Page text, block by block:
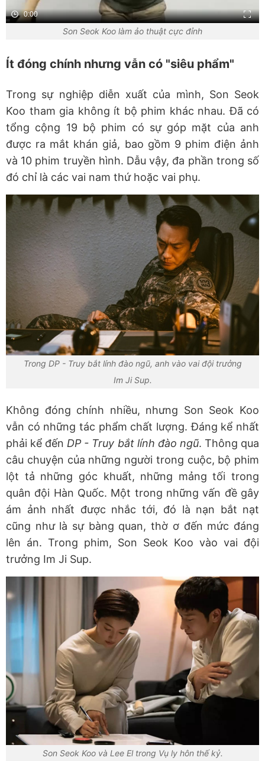
0:00
Son Seok Koo làm ảo thuật cực đỉnh
Ít đóng chính nhưng vẫn có "siêu phẩm"
Trong sự nghiệp diễn xuất của mình, Son Seok
Koo tham gia không ít bộ phim khác nhau. Đã có
tổng cộng 19 bộ phim có sự góp mặt của anh
được ra mắt khán giả, bao gồm 9 phim điện ảnh
và 10 phim truyền hình. Dẫu vậy, đa phần trong số
đó chỉ là các vai nam thứ hoặc vai phụ.
Trong DP - Truy bắt lính đào ngũ, anh vào vai đội trưởng
Im Ji Sup.
Không đóng chính nhiều, nhưng Son Seok Koo
vẫn có những tác phẩm chất lượng. Đáng kể nhất
phải kể đến DP - Truy bắt lính đào ngũ. Thông qua
câu chuyện của những người trong cuộc, bộ phim
lột tả những góc khuất, những mảng tối trong
quân đội Hàn Quốc. Một trong những vấn đề gây
ám ảnh nhất được nhắc tới, đó là nạn bắt nạt
cũng như là sự bàng quan, thờ ơ đến mức đáng
lên án. Trong phim, Son Seok Koo vào vai đội
trưởng Im Ji Sup.
Son Seok Koo và Lee El trong Vụ ly hôn thế kỷ.